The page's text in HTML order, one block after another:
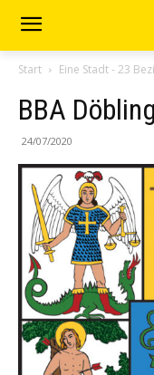
Start Eine Stadt - 23
BBA
24/07/2020